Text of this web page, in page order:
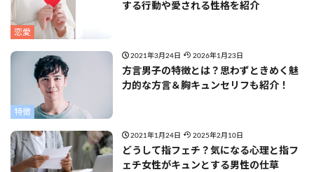
恋愛
する行動や愛される性格を紹介
特徴
2021年3月24日 2026年1月23日
方言男子の特徴とは？思わずときめく魅
力的な方言＆胸キュンセリフも紹介！
2021年1月24日 2025年2月10日
どうして指フェチ？気になる心理と指フ
ェチ女性がキュンとする男性の仕草